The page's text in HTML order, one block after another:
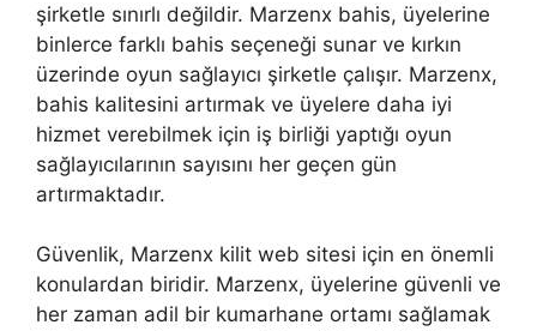
şirketle sınırlı değildir. Marzenx bahis, üyelerine
binlerce farklı bahis seçeneği sunar ve kırkın
üzerinde oyun sağlayıcı şirketle çalışır. Marzenx,
bahis kalitesini artırmak ve üyelere daha iyi
hizmet verebilmek için iş birliği yaptığı oyun
sağlayıcılarının sayısını her geçen gün
artırmaktadır.
Güvenlik, Marzenx kilit web sitesi için en önemli
konulardan biridir. Marzenx, üyelerine güvenli ve
her zaman adil bir kumarhane ortamı sağlamak